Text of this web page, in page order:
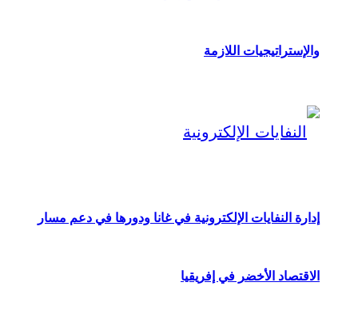
والإستراتيجيات اللازمة
إدارة النفايات الإلكترونية في غانا ودورها في دعم مسار
الاقتصاد الأخضر في إفريقيا